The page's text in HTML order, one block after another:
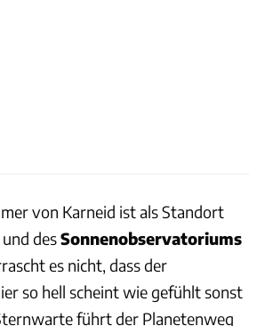
von Karneid ist als Standort
und desSonnenobservatoriums
es nicht, dass der
so hell scheint wie gefühlt sonst
führt der Planetenweg